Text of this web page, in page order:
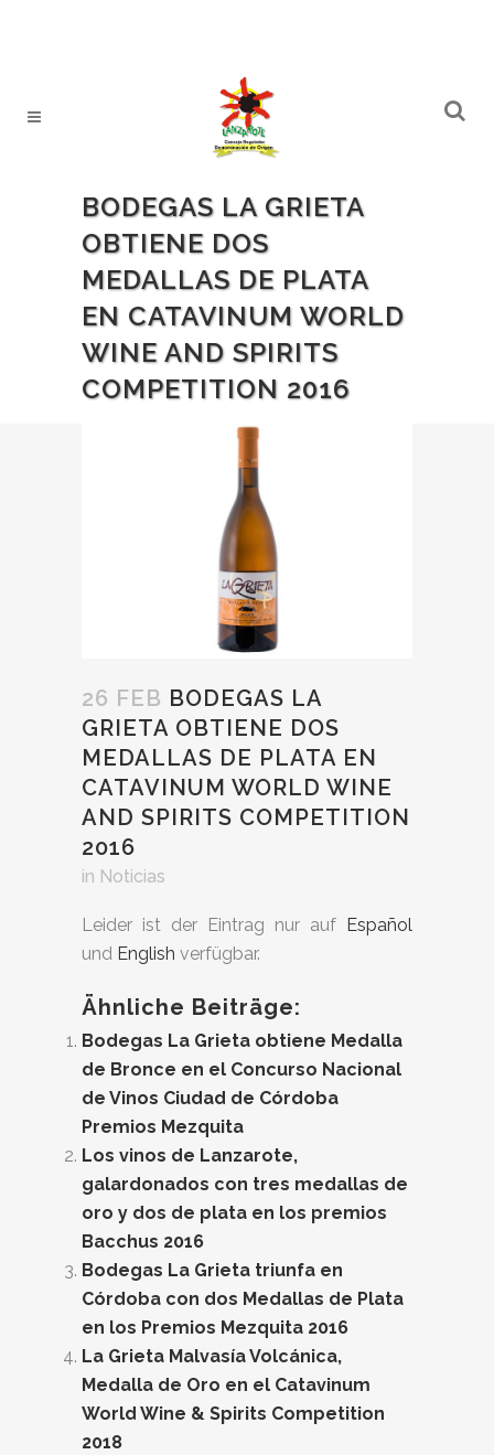
BODEGAS LA GRIETA
OBTIENE DOS
MEDALLAS DE PLATA
EN CATAVINUM WORLD
WINE AND SPIRITS
COMPETITION 2016
26 FEB BODEGAS LA
GRIETA OBTIENE DOS
MEDALLAS DE PLATA EN
CATAVINUM WORLD WINE
AND SPIRITS COMPETITION
2016
in Noticias
Leider ist der Eintrag nur auf
Español
und English verfügbar.
Ähnliche Beiträge:
Bodegas La Grieta obtiene Medalla
de Bronce en el Concurso Nacional
de Vinos Ciudad de Córdoba
Premios Mezquita
Los vinos de Lanzarote,
galardonados con tres medallas de
oro y dos de plata en los premios
Bacchus 2016
Bodegas La Grieta triunfa en
Córdoba con dos Medallas de Plata
en los Premios Mezquita 2016
La Grieta Malvasía Volcánica,
Medalla de Oro en el Catavinum
World Wine & Spirits Competition
2018